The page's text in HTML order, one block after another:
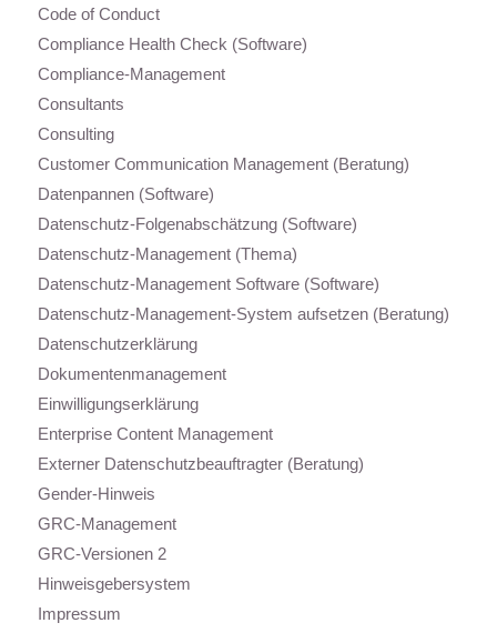
Code of Conduct
Compliance Health Check (Software)
Compliance-Management
Consultants
Consulting
Customer Communication Management (Beratung)
Datenpannen (Software)
Datenschutz-Folgenabschätzung (Software)
Datenschutz-Management (Thema)
Datenschutz-Management Software (Software)
Datenschutz-Management-System aufsetzen (Beratung)
Datenschutzerklärung
Dokumentenmanagement
Einwilligungserklärung
Enterprise Content Management
Externer Datenschutzbeauftragter (Beratung)
Gender-Hinweis
GRC-Management
GRC-Versionen 2
Hinweisgebersystem
Impressum